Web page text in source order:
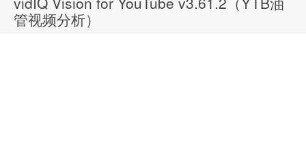
管视频分析）